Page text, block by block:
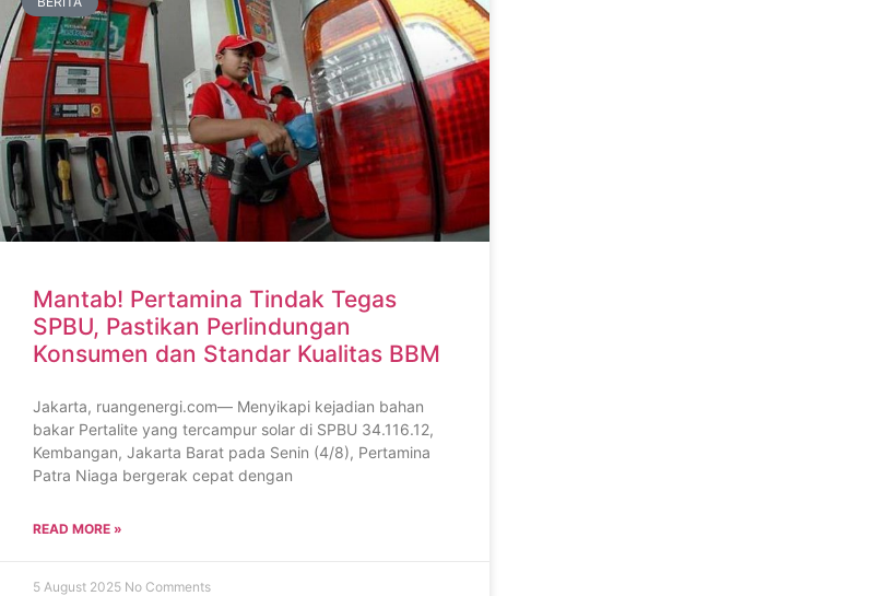
Mantab! Pertamina Tindak Tegas
SPBU, Pastikan Perlindungan
Konsumen dan Standar Kualitas BBM
Jakarta, ruangenergi.com— Menyikapi kejadian bahan
bakar Pertalite yang tercampur solar di SPBU 34.116.12,
Kembangan, Jakarta Barat pada Senin (4/8), Pertamina
Patra Niaga bergerak cepat dengan
READ MORE »
5 August 2025 No Comments